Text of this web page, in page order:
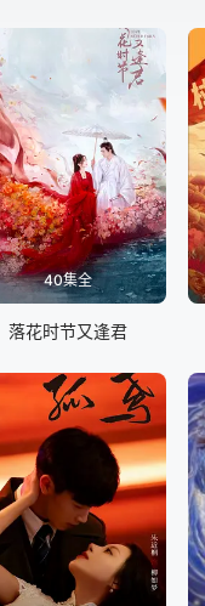
40集全
落花时节又逢君